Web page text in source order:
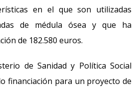
en el que son utilizadas
de médula ósea y que ha
de 182.580 euros.
de Sanidad y Política Social
financiación para un proyecto de